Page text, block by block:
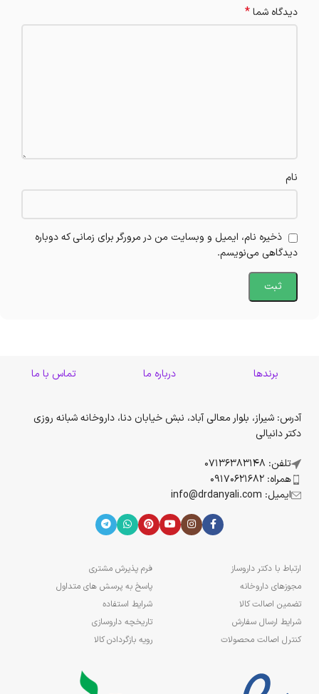
دیدگاه شما*
نام
ذخیره نام، ایمیل و وبسایت من در مرورگر برای زمانی که دوباره
دیدگاهی می‌نویسم.
برندها درباره ما تماس با ما
آدرس: شیراز، بلوار معالی آباد، نبش خیابان دنا، داروخانه شبانه روزی
دکتر دانیالی
تلفن: 07136383148
همراه: 09170621682
ایمیل: info@drdanyali.com
ارتباط با دکتر داروساز
مجوزهای داروخانه
تضمین اصالت کالا
شرایط ارسال سفارش
کنترل اصالت محصولات
فرم پذیرش مشتری
پاسخ به پرسش های متداول
شرایط استفاده
تاریخچه داروسازی
رویه بازگردادن کالا